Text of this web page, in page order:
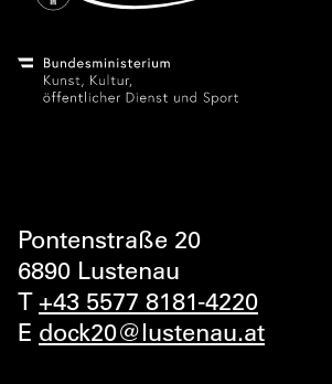
Pontenstraße 20
6890 Lustenau
T+43 5577 8181-4220
E dock20@lustenau.at